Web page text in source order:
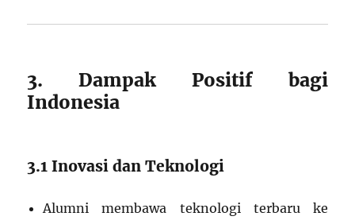
3. Dampak Positif bagi
Indonesia
3.1 Inovasi dan Teknologi
Alumni membawa teknologi terbaru ke